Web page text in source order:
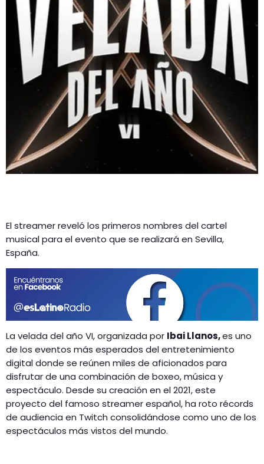
ENTRETENIMIENTO
CONTACTO
El streamer reveló los primeros nombres del cartel
musical para el evento que se realizará en Sevilla,
España.
La velada del año VI, organizada por Ibai Llanos,es uno
de los eventos más esperados del entretenimiento
digital donde se reúnen miles de aficionados para
disfrutar de una combinación de boxeo, música y
espectáculo. Desde su creación en el 2021, este
proyecto del famoso streamer español, ha roto récords
de audiencia en Twitch consolidándose como uno de los
espectáculos más vistos del mundo.